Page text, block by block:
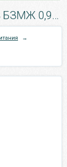
Молоко Домик в деревне 2,5% БЗМЖ 0,95 литра.
→